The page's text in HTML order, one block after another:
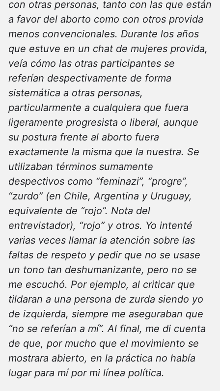
con otras personas, tanto con las que están
a favor del aborto como con otros provida
menos convencionales. Durante los años
que estuve en un chat de mujeres provida,
veía cómo las otras participantes se
referían despectivamente de forma
sistemática a otras personas,
particularmente a cualquiera que fuera
ligeramente progresista o liberal, aunque
su postura frente al aborto fuera
exactamente la misma que la nuestra. Se
utilizaban términos sumamente
despectivos como “feminazi”, “progre”,
“zurdo” (en Chile, Argentina y Uruguay,
equivalente de “rojo”. Nota del
entrevistador), “rojo” y otros. Yo intenté
varias veces llamar la atención sobre las
faltas de respeto y pedir que no se usase
un tono tan deshumanizante, pero no se
me escuchó. Por ejemplo, al criticar que
tildaran a una persona de zurda siendo yo
de izquierda, siempre me aseguraban que
“no se referían a mí”. Al final, me di cuenta
de que, por mucho que el movimiento se
mostrara abierto, en la práctica no había
lugar para mí por mi línea política.